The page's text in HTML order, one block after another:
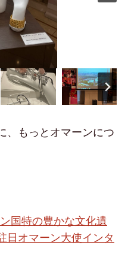
、もっとオマーンにつ
国特の豊かな文化遺
日オマーン大使インタ